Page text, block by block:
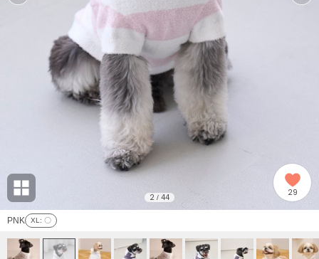
ョン雑貨 (861)
/ランジェリー (127)
adidas by Stella McCartney
アディダス バイ ステラマッカートニー
ALLISON BROWN
Ame no chi Hare
アメノチハレ
AMOMMA
アモマ
PNK XL : 〇
2 / 44 29